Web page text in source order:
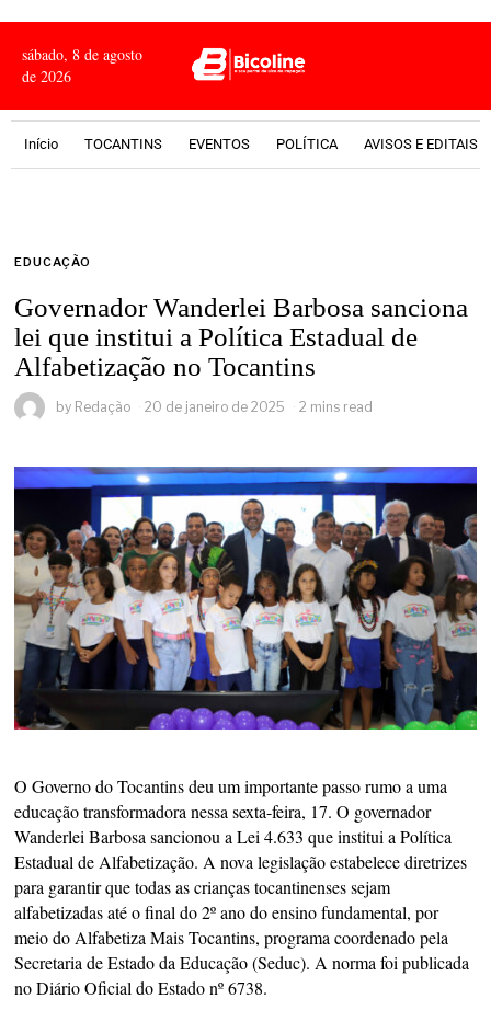
sábado, 8 de agosto
de 2026
Início TOCANTINS EVENTOS POLÍTICA AVISOS E EDITAIS
EDUCAÇÃO
Governador Wanderlei Barbosa sanciona
lei que institui a Política Estadual de
Alfabetização no Tocantins
by Redação 20 de janeiro de 2025 2 mins read
O Governo do Tocantins deu um importante passo rumo a uma
educação transformadora nessa sexta-feira, 17. O governador
Wanderlei Barbosa sancionou a Lei 4.633 que institui a Política
Estadual de Alfabetização. A nova legislação estabelece diretrizes
para garantir que todas as crianças tocantinenses sejam
alfabetizadas até o final do 2º ano do ensino fundamental, por
meio do Alfabetiza Mais Tocantins, programa coordenado pela
Secretaria de Estado da Educação (Seduc). A norma foi publicada
no Diário Oficial do Estado nº 6738.